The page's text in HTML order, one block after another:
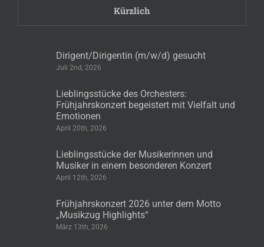
Kürzlich
Dirigent/Dirigentin (m/w/d) gesucht
Juli 2nd, 2026
Lieblingsstücke des Orchesters:
Frühjahrskonzert begeistert mit Vielfalt und
Emotionen
April 20th, 2026
Lieblingsstücke der Musikerinnen und
Musiker in einem besonderen Konzert
April 12th, 2026
Frühjahrskonzert 2026 unter dem Motto
„Musikzug Highlights“
März 13th, 2026